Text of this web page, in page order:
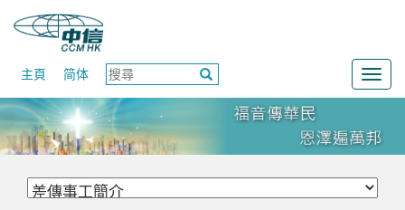
主頁 简体